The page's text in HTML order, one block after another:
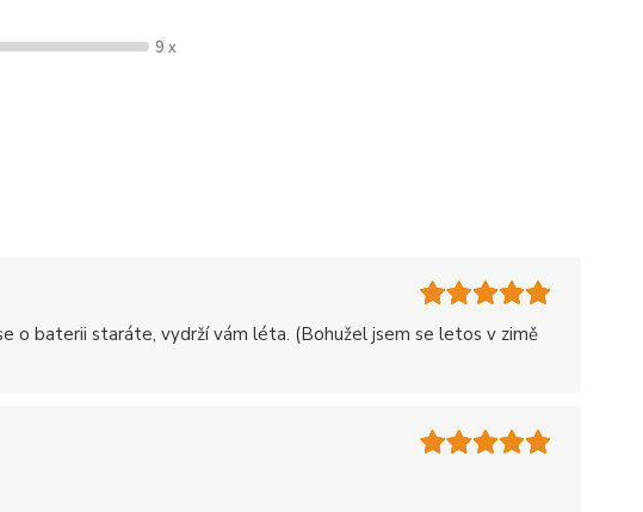
9 x
o baterii staráte, vydrží vám léta. (Bohužel jsem se letos v zimě